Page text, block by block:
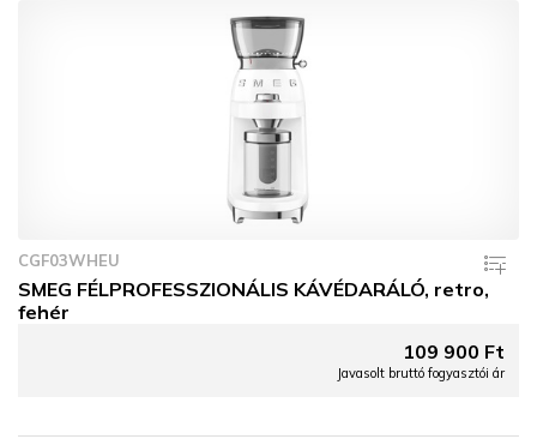
CGF03WHEU
SMEG FÉLPROFESSZIONÁLIS KÁVÉDARÁLÓ, retro,
fehér
109 900 Ft
Javasolt bruttó fogyasztói ár